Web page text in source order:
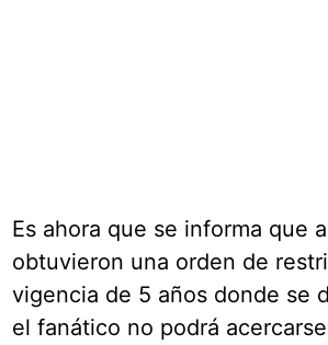
Es ahora que se informa que
obtuvieron una orden de
vigencia de 5 años donde se
el fanático no podrá